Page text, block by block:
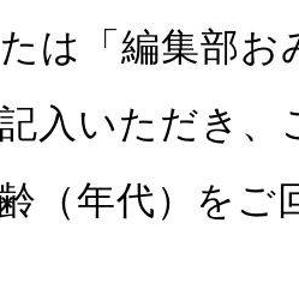
は「編集部
入いただき、
（年代）をご